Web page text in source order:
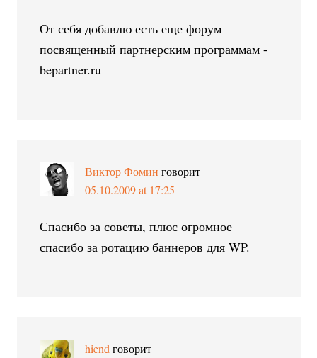
От себя добавлю есть еще форум
посвященный партнерским программам -
bepartner.ru
Виктор Фомин говорит
05.10.2009 at 17:25
Спасибо за советы, плюс огромное
спасибо за ротацию баннеров для WP.
hiend говорит